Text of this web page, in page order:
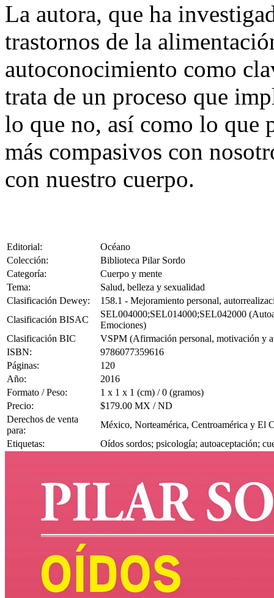
La autora, que ha
trastornos de la
autoconocimiento como
trata de un proceso que
lo que no, así como lo que
más compasivos con
con nuestro cuerpo.
Editorial:
Océano
Colección:
Biblioteca Pilar Sordo
Categoría:
Cuerpo y mente
Tema:
Salud, belleza y sexualidad
Clasificación Dewey:
158.1 - Mejoramiento personal,
Clasificación BISAC
SEL004000;SEL014000;SEL042000
Emociones)
Clasificación BIC
VSPM (Afirmación personal, motivación y
ISBN:
9786077359616
Páginas:
120
Año:
2016
Formato / Peso:
1 x 1 x 1 (cm) / 0 (gramos)
Precio:
$179.00 MX / ND
Derechos de venta
para:
México, Norteamérica, Centroamérica y El
Etiquetas:
Oídos sordos; psicología; autoaceptación;